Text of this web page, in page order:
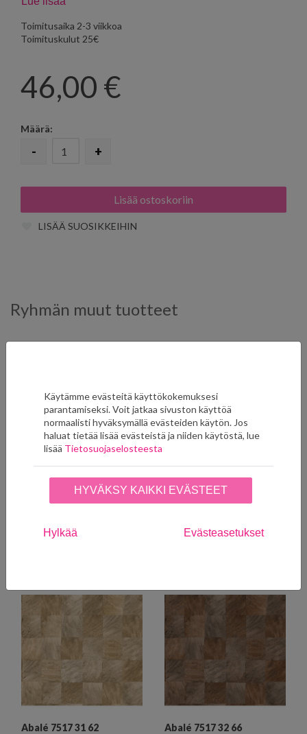
Toimitusaika 2-3 viikkoa
Toimituskulut 25€
46,00 €
Määrä:
- +
LISÄÄ SUOSIKKEIHIN
Ryhmän muut tuotteet
Abalé 7517 29 60
Abalé 7517 30 62
Poistuva väri, saatavuutta
235,00€
Abalé 7517 31 62
Abalé 7517 32 66
Käytämme evästeitä käyttökokemuksesi
parantamiseksi. Voit jatkaa sivuston käyttöä
normaalisti hyväksymällä evästeiden käytön. Jos
haluat tietää lisää evästeistä ja niiden käytöstä, lue
lisää Tietosuojaselosteesta
HYVÄKSY KAIKKI EVÄSTEET
Hylkää Evästeasetukset